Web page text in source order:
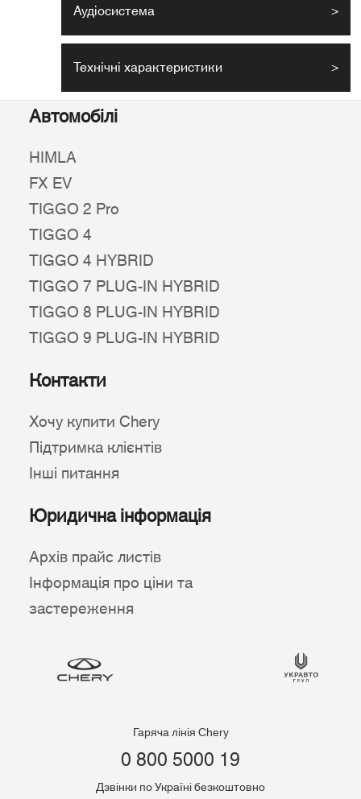
Аудіосистема >
Технічні характеристики >
Автомобілі
HIMLA
FX EV
TIGGO 2 Pro
TIGGO 4
TIGGO 4 HYBRID
TIGGO 7 PLUG-IN HYBRID
TIGGO 8 PLUG-IN HYBRID
TIGGO 9 PLUG-IN HYBRID
Контакти
Хочу купити Chery
Підтримка клієнтів
Інші питання
Юридична інформація
Архів прайс листів
Інформація про ціни та
застереження
Гаряча лінія Chery
0 800 5000 19
Дзвінки по Україні безкоштовно